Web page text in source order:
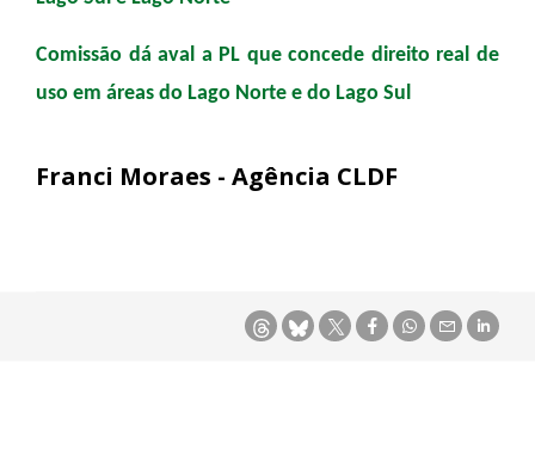
Comissão dá aval a PL que concede direito real de
uso em áreas do Lago Norte e do Lago Sul
Franci Moraes - Agência CLDF